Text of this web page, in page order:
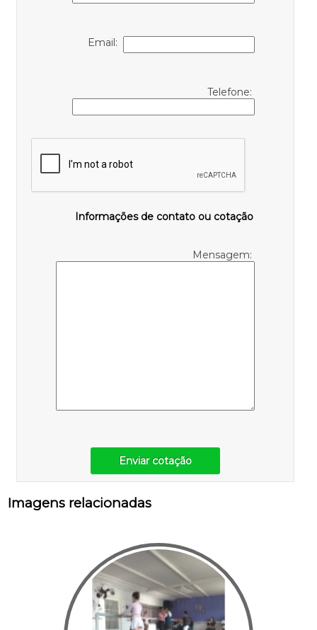
Email:
Telefone:
Informações de contato ou cotação
Mensagem:
Enviar cotação
Imagens relacionadas